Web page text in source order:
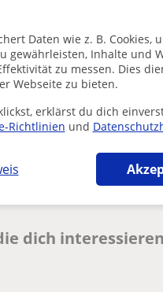
Daten wie z. B. Cookies,
gewährleisten, Inhalte und
zu messen. Dies
Webseite zu bieten.
erklärst du dich
Richtlinien und
Profil einen Fehler?
dich